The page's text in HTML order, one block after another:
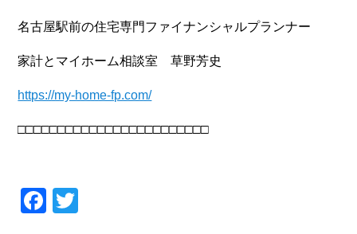
名古屋駅前の住宅専門ファイナンシャルプランナー
家計とマイホーム相談室 草野芳史
https://my-home-fp.com/
□□□□□□□□□□□□□□□□□□□□□□□□
Facebook